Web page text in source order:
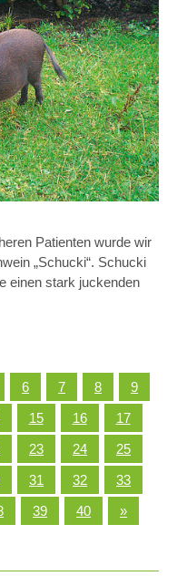
Patienten wurde wir
„Schucki“. Schucki
einen stark juckenden
6 7 8
9
15 16
17
23 24
25
31 32
33
39 40 »